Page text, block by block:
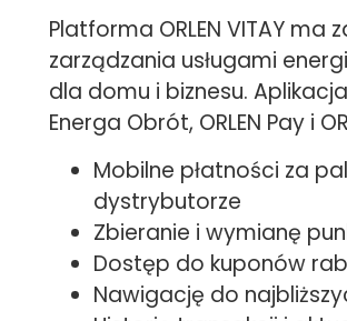
Platforma ORLEN VITAY
zarządzania usługami
dla domu i biznesu.
Energa Obrót, ORLEN Pay i
Mobilne płatności za
dystrybutorze
Zbieranie i wymianę
Dostęp do kuponów
Nawigację do